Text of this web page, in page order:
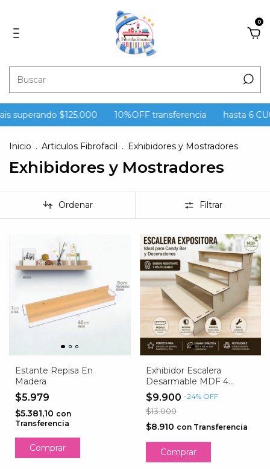
0
superando $125.000 10%OFF transferencia hasta 6
Inicio . Articulos Fibrofacil . Exhibidores y Mostradores
Exhibidores y Mostradores
Ordenar Filtrar
Estante Repisa En
Madera
$5.979
$5.381,10 con
Transferencia
Exhibidor Escalera
Desarmable MDF 4
Niveles | Para Candy Bar,
Ferias y Negocios
$9.900 -24% OFF
$13.000
$8.910 con Transferencia